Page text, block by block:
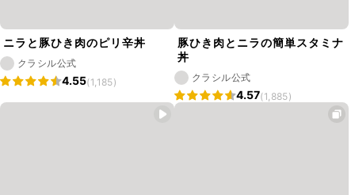
ニラと豚ひき肉のピリ辛丼
クラシル公式
4.55(1,185)
豚ひき肉とニラの簡単スタミナ
丼
クラシル公式
4.57(1,885)